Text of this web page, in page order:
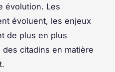
évolution. Les
évoluent, les enjeux
de plus en plus
citadins en matière